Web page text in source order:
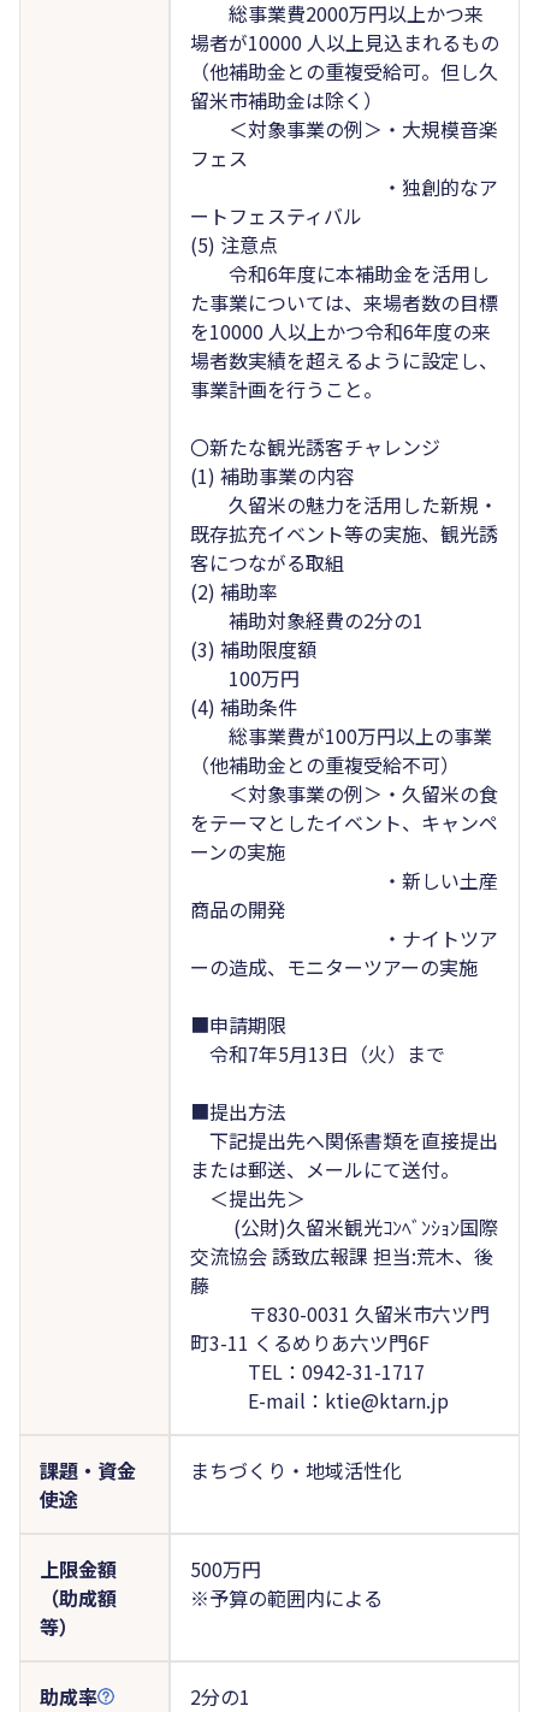
総事業費2000万円以上かつ来
場者が10000 人以上見込まれるもの
（他補助金との重複受給可。但し久
留米市補助金は除く）
＜対象事業の例＞・大規模音楽
フェス
・独創的なア
ートフェスティバル
(5) 注意点
令和6年度に本補助金を活用し
た事業については、来場者数の目標
を10000 人以上かつ令和6年度の来
場者数実績を超えるように設定し、
事業計画を行うこと。
〇新たな観光誘客チャレンジ
(1) 補助事業の内容
久留米の魅力を活用した新規・
既存拡充イベント等の実施、観光誘
客につながる取組
(2) 補助率
補助対象経費の2分の1
(3) 補助限度額
100万円
(4) 補助条件
総事業費が100万円以上の事業
（他補助金との重複受給不可）
＜対象事業の例＞・久留米の食
をテーマとしたイベント、キャンペ
ーンの実施
・新しい土産
商品の開発
・ナイトツア
ーの造成、モニターツアーの実施
■申請期限
令和7年5月13日（火）まで
■提出方法
下記提出先へ関係書類を直接提出
または郵送、メールにて送付。
＜提出先＞
(公財)久留米観光ｺﾝﾍﾞﾝｼｮﾝ国際
交流協会 誘致広報課 担当:荒木、後
藤
〒830-0031 久留米市六ツ門
町3-11 くるめりあ六ツ門6F
TEL：0942-31-1717
E-mail：ktie@ktarn.jp
課題・資金
使途
まちづくり・地域活性化
上限金額
（助成額
等）
500万円
※予算の範囲内による
助成率 2分の1